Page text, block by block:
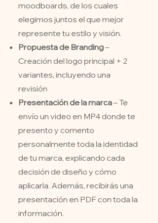
moodboards, de los cuales
elegimos juntos el que mejor
represente tu estilo y visión.
Propuesta de Branding–
Creación del logo principal + 2
variantes, incluyendo una
revisión
Presentación de la marca– Te
envío un video en MP4 donde te
presento y comento
personalmente toda la identidad
de tu marca, explicando cada
decisión de diseño y cómo
aplicarla. Además, recibirás una
presentación en PDF con toda la
información.